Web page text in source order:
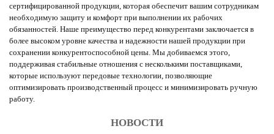
сертифицированной продукции, которая обеспечит вашим сотрудникам
необходимую защиту и комфорт при выполнении их рабочих
обязанностей. Наше преимущество перед конкурентами заключается в
более высоком уровне качества и надежности нашей продукции при
сохранении конкурентоспособной цены. Мы добиваемся этого,
поддерживая стабильные отношения с несколькими поставщиками,
которые используют передовые технологии, позволяющие
оптимизировать производственный процесс и минимизировать ручную
работу.
НОВОСТИ